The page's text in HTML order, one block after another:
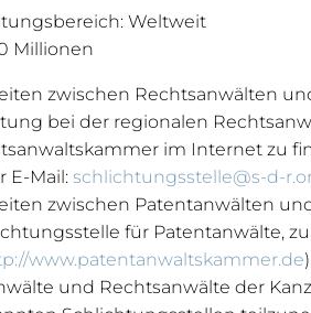
Weltweit
Millionen
zwischen Rechtsanwälten
bei der regionalen
im Internet zu
E-Mail: schlichtungsstelle@s-d-
zwischen Patentanwälten
für Patentanwälte,
www.patentanwaltskammer.de
und Rechtsanwälte der